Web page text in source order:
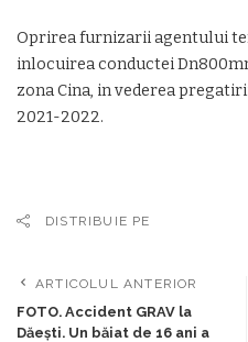
Oprirea furnizarii agentului
inlocuirea conductei
zona Cina, in vederea
2021-2022.
DISTRIBUIE PE
ARTICOLUL ANTERIOR
FOTO. Accident GRAV la
Dăești. Un băiat de 16 ani a